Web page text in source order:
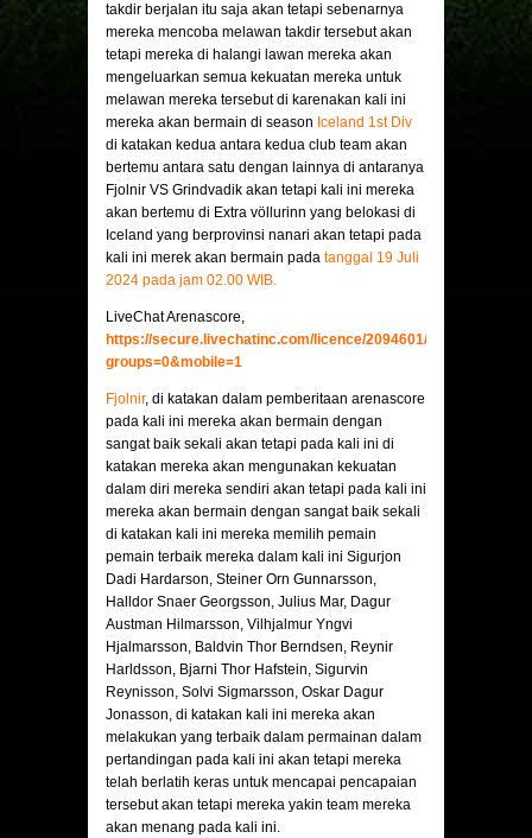
takdir berjalan itu saja akan tetapi sebenarnya
mereka mencoba melawan takdir tersebut akan
tetapi mereka di halangi lawan mereka akan
mengeluarkan semua kekuatan mereka untuk
melawan mereka tersebut di karenakan kali ini
mereka akan bermain di season Iceland 1st Div
di katakan kedua antara kedua club team akan
bertemu antara satu dengan lainnya di antaranya
Fjolnir VS Grindvadik akan tetapi kali ini mereka
akan bertemu di Extra völlurinn yang belokasi di
Iceland yang berprovinsi nanari akan tetapi pada
kali ini merek akan bermain pada tanggal 19 Juli
2024 pada jam 02.00 WIB.
LiveChat Arenascore,
https://secure.livechatinc.com/licence/2094601/v2/
groups=0&mobile=1
Fjolnir, di katakan dalam pemberitaan arenascore
pada kali ini mereka akan bermain dengan
sangat baik sekali akan tetapi pada kali ini di
katakan mereka akan mengunakan kekuatan
dalam diri mereka sendiri akan tetapi pada kali ini
mereka akan bermain dengan sangat baik sekali
di katakan kali ini mereka memilih pemain
pemain terbaik mereka dalam kali ini Sigurjon
Dadi Hardarson, Steiner Orn Gunnarsson,
Halldor Snaer Georgsson, Julius Mar, Dagur
Austman Hilmarsson, Vilhjalmur Yngvi
Hjalmarsson, Baldvin Thor Berndsen, Reynir
Harldsson, Bjarni Thor Hafstein, Sigurvin
Reynisson, Solvi Sigmarsson, Oskar Dagur
Jonasson, di katakan kali ini mereka akan
melakukan yang terbaik dalam permainan dalam
pertandingan pada kali ini akan tetapi mereka
telah berlatih keras untuk mencapai pencapaian
tersebut akan tetapi mereka yakin team mereka
akan menang pada kali ini.